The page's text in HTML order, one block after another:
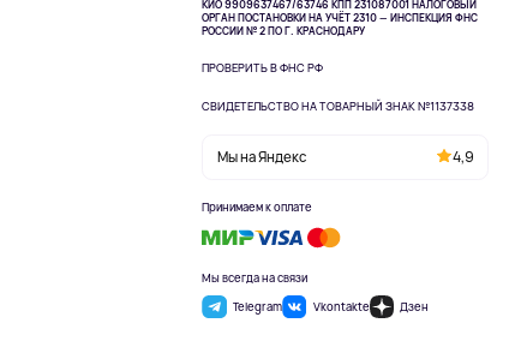
КИО 9909637467/63746 КПП 231087001НАЛОГОВЫЙ
ОРГАН ПОСТАНОВКИ НА УЧЁТ 2310 — ИНСПЕКЦИЯ ФНС
РОССИИ № 2 ПО Г. КРАСНОДАРУ
ПРОВЕРИТЬ В ФНС РФ
СВИДЕТЕЛЬСТВО НА ТОВАРНЫЙ ЗНАК №1137338
Мы на Яндекс 4,9
Принимаем к оплате
Мы всегда на связи
Telegram
Vkontakte Дзен